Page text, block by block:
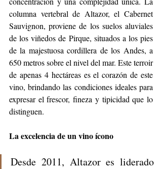
columna vertebral de Altazor, el Cabernet
Sauvignon, proviene de los suelos aluviales
de los viñedos de Pirque, situados a los pies
de la majestuosa cordillera de los Andes, a
650 metros sobre el nivel del mar. Este terroir
de apenas 4 hectáreas es el corazón de este
vino, brindando las condiciones ideales para
expresar el frescor, fineza y tipicidad que lo
distinguen.
La excelencia de un vino ícono
Desde 2011, Altazor es liderado